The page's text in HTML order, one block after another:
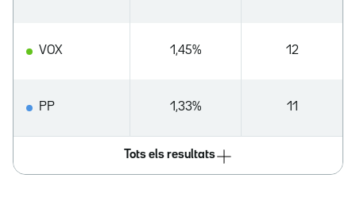
VOX 1,45% 12
PP 1,33% 11
Tots els resultats